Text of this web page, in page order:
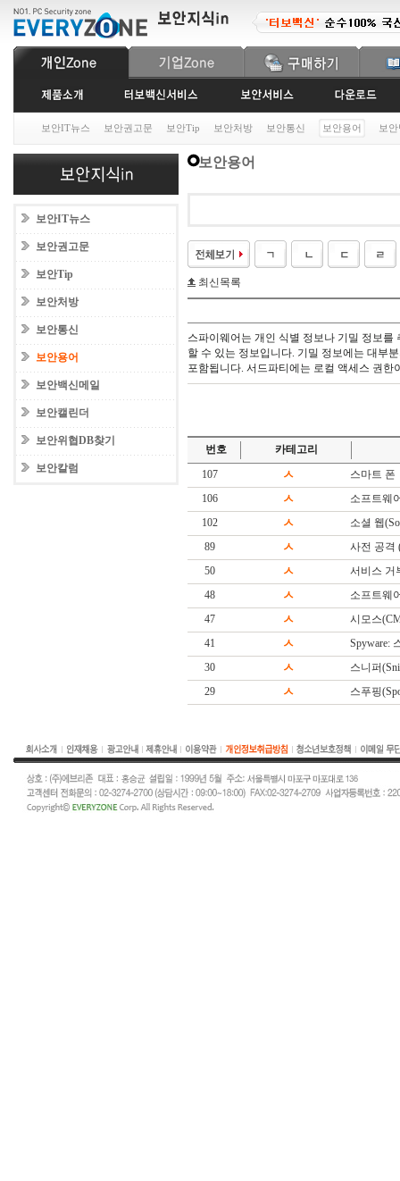
보안IT뉴스 보안권고문 보안Tip 보안처방 보안통신 보안용어 보
보안IT뉴스
보안권고문
보안Tip
보안처방
보안통신
보안용어
보안백신메일
보안캘린더
보안위협DB찾기
보안칼럼
보안용어
최신목록
스파이웨어는 개인 식별 정보나 기밀 정보
할 수 있는 정보입니다. 기밀 정보에는 대부
포함됩니다. 서드파티에는 로컬 액세스 권
번호
카테고리
107
ㅅ
스마트 폰
106
ㅅ
소프트웨
102
ㅅ
소셜 웹
89
ㅅ
사전 공격
50
ㅅ
서비스 거
48
ㅅ
소프트웨
47
ㅅ
시모스
41
ㅅ
Spyware:
30
ㅅ
스니퍼
29
ㅅ 스푸핑